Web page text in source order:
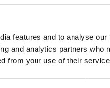
features and to analyse
and analytics partners who
from your use of their
página web dedicada
centrarnos de forma
y aprobadas a los